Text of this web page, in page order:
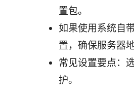
置包。
如果使用系统自
置，确保服务器
常见设置要点：
护。